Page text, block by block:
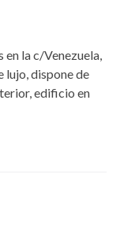
la c/Venezuela,
lujo, dispone de
edificio en